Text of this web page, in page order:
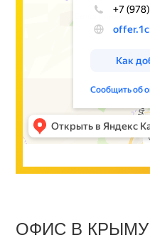
ОФИС В КРЫМУ